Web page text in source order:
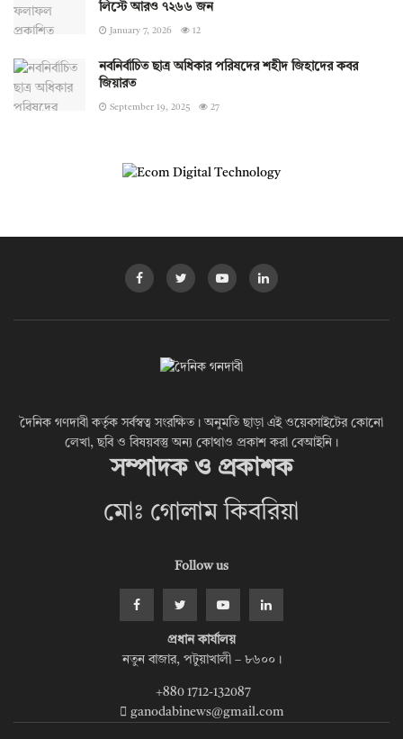
লিস্টে আরও ৭২৬৬ জন
January 7, 2026 12
নবনির্বাচিত ছাত্র অধিকার পরিষদের শহীদ জিহাদের কবর
জিয়ারত
September 19, 2025 27
দৈনিক গণদাবী কর্তৃক সর্বস্বত্ব সংরক্ষিত। অনুমতি ছাড়া এই ওয়েবসাইটের কোনো
লেখা, ছবি ও বিষয়বস্তু অন্য কোথাও প্রকাশ করা বেআইনি।
সম্পাদক ও প্রকাশক
মোঃ গোলাম কিবরিয়া
Follow us
প্রধান কার্যালয়
নতুন বাজার, পটুয়াখালী – ৮৬০০।
+880 1712-132087
ganodabinews@gmail.com